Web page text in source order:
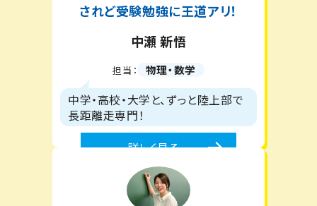
されど受験勉強に王道アリ！
中瀬 新悟
担当： 物理・数学
中学・高校・大学と、ずっと陸上部で
長距離走専門！
詳しく見る